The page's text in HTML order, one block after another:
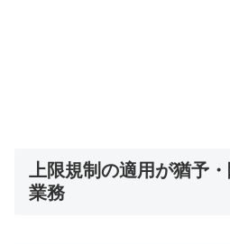
上限規制の適用が猶予
業務